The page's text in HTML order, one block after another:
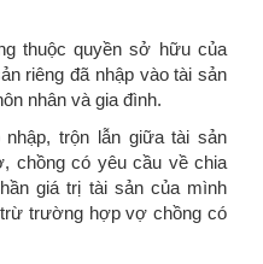
thuộc quyền sở hữu của
riêng đã nhập vào tài sản
nhân và gia đình.
trộn lẫn giữa tài sản
chồng có yêu cầu về chia
giá trị tài sản của mình
trường hợp vợ chồng có